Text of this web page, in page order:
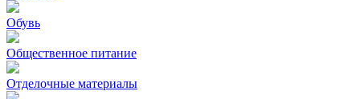
Обувь
Общественное питание
Отделочные материалы